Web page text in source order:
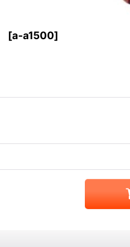
[a-a1500]